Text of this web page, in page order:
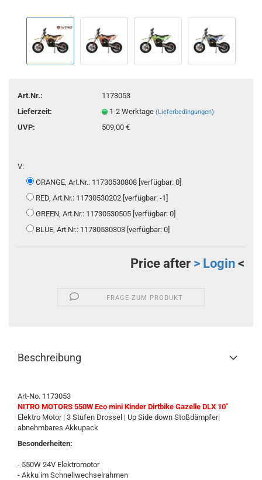
Art.Nr.:
1173053
Lieferzeit:
1-2 Werktage(Lieferbedingungen)
UVP: 509,00 €
V:
ORANGE, Art.Nr.: 11730530808 [verfügbar: 0]
RED, Art.Nr.: 11730530202 [verfügbar: -1]
GREEN, Art.Nr.: 11730530505 [verfügbar: 0]
BLUE, Art.Nr.: 11730530303 [verfügbar: 0]
Price after > Login <
FRAGE ZUM PRODUKT
Beschreibung
Art-No. 1173053
NITRO MOTORS 550W Eco mini Kinder Dirtbike Gazelle DLX 10"
Elektro Motor | 3 Stufen Drossel | Up Side down Stoßdämpfer|
abnehmbares Akkupack
Besonderheiten:
- 550W 24V Elektromotor
- Akku im Schnellwechselrahmen